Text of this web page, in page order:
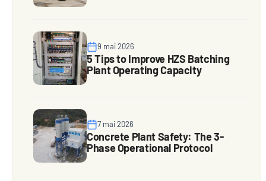
9 mai 2026
5 Tips to Improve HZS Batching
Plant Operating Capacity
7 mai 2026
Concrete Plant Safety: The 3-
Phase Operational Protocol